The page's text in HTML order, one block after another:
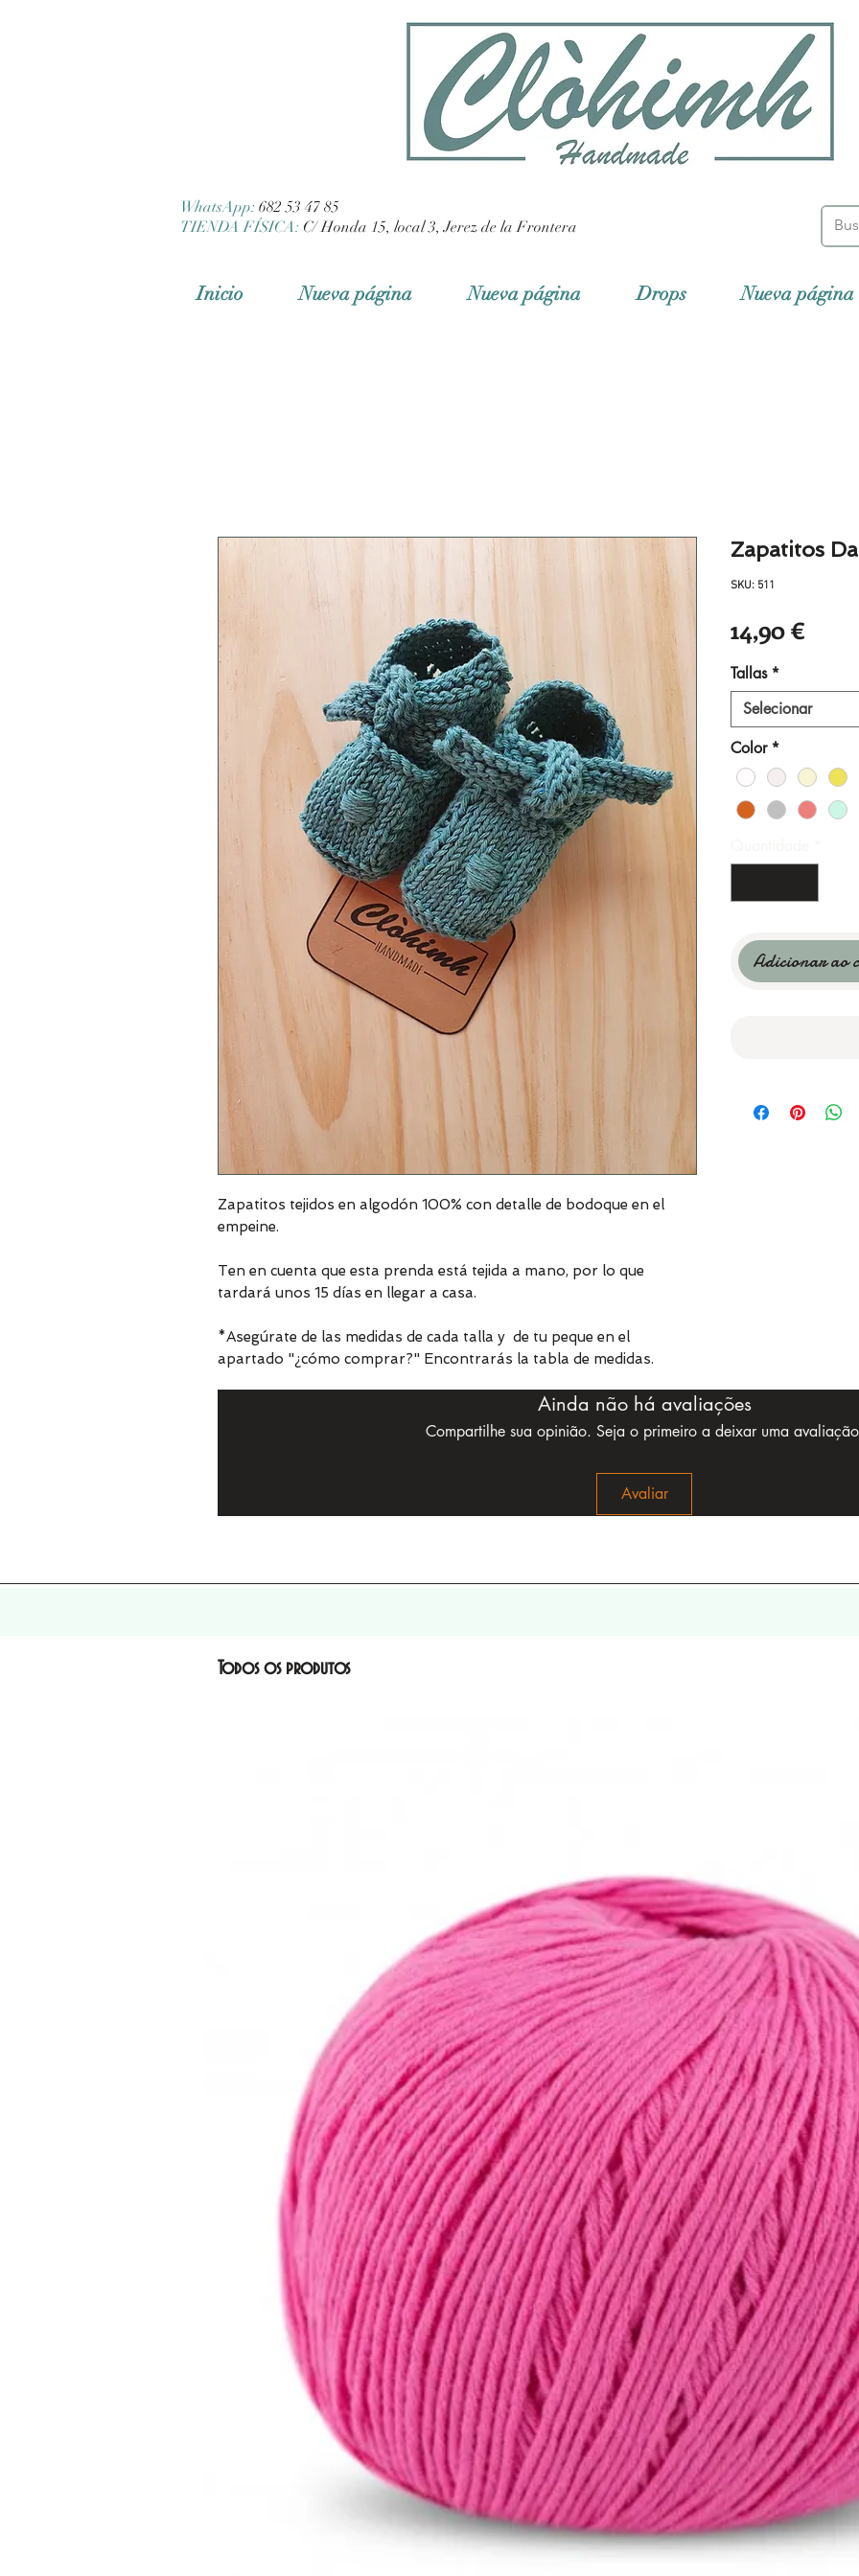
WhatsApp: 682 53 47 85
TIENDA FÍSICA: C/ Honda 15, local 3, Jerez de la Frontera
Inicio Nueva página Nueva página Drops Nueva página
Zapatitos tejidos en algodón 100% con detalle de bodoque en el
empeine.
Ten en cuenta que esta prenda está tejida a mano, por lo que
tardará unos 15 días en llegar a casa.
*Asegúrate de las medidas de cada talla y de tu peque en el
apartado "¿cómo comprar?" Encontrarás la tabla de medidas.
Zapatitos
SKU: 511
14,90 €
Tallas *
Selecionar
Color *
Adicionar ao
Ainda não há avaliações
Compartilhe sua opinião. Seja o primeiro a deixar uma
Avaliar
Todos os produtos